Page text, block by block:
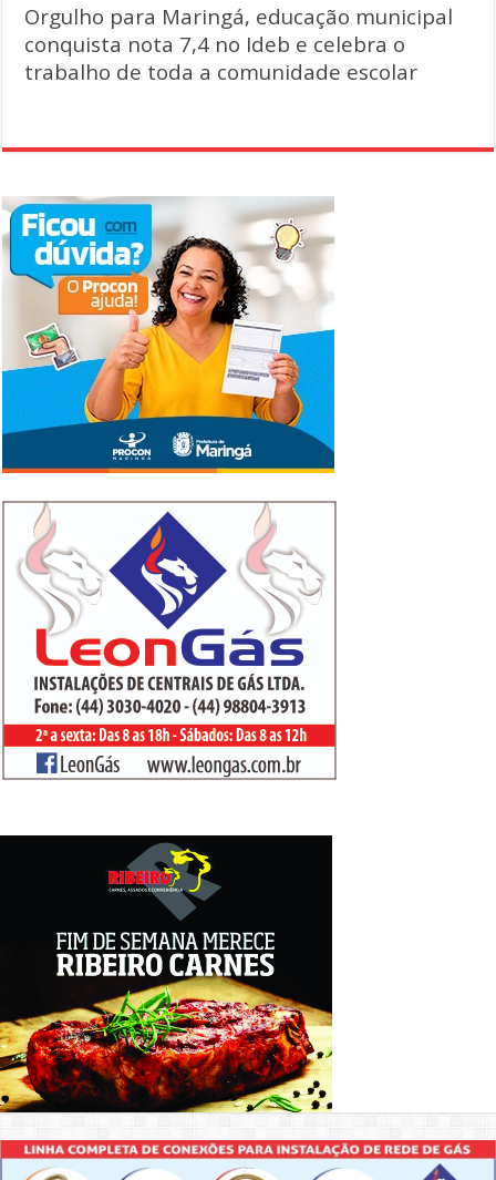
Orgulho para Maringá, educação municipal
conquista nota 7,4 no Ideb e celebra o
trabalho de toda a comunidade escolar